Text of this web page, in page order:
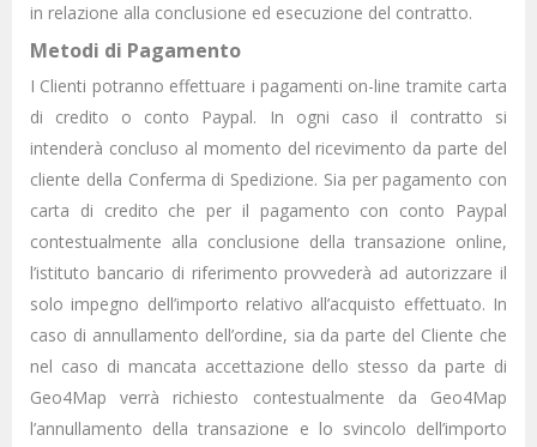
in relazione alla conclusione ed esecuzione del contratto.
Metodi di Pagamento
I Clienti potranno effettuare i pagamenti on-line tramite carta
di credito o conto Paypal. In ogni caso il contratto si
intenderà concluso al momento del ricevimento da parte del
cliente della Conferma di Spedizione. Sia per pagamento con
carta di credito che per il pagamento con conto Paypal
contestualmente alla conclusione della transazione online,
l’istituto bancario di riferimento provvederà ad autorizzare il
solo impegno dell’importo relativo all’acquisto effettuato. In
caso di annullamento dell’ordine, sia da parte del Cliente che
nel caso di mancata accettazione dello stesso da parte di
Geo4Map verrà richiesto contestualmente da Geo4Map
l’annullamento della transazione e lo svincolo dell’importo